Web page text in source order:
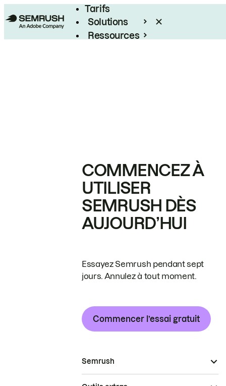
Tarifs
Solutions
Ressources
COMMENCEZ À
UTILISER
SEMRUSH DÈS
AUJOURD’HUI
Essayez Semrush pendant sept
jours. Annulez à tout moment.
Commencer l’essai gratuit
Semrush